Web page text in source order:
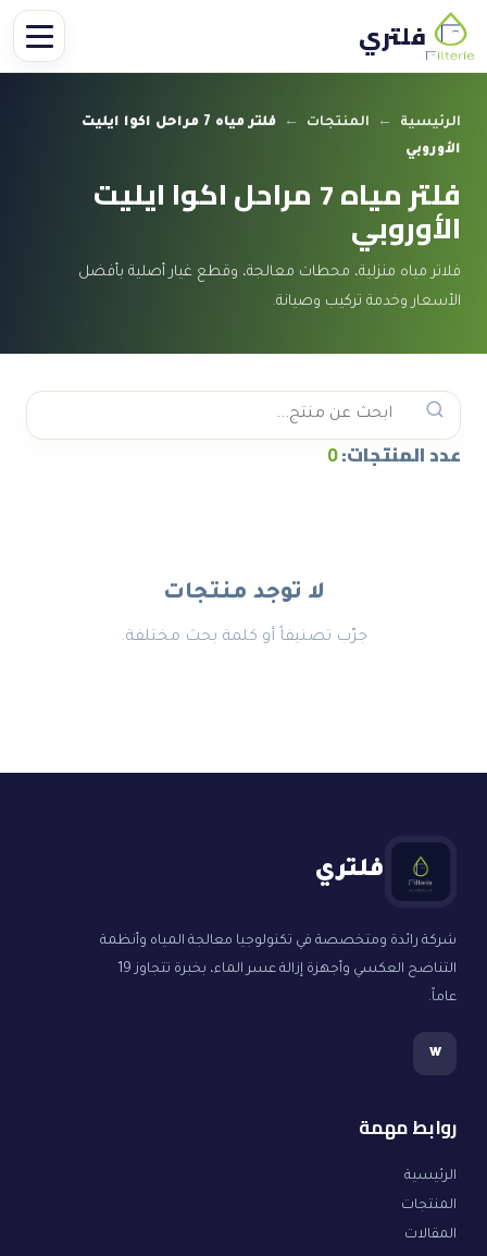
فلتري
الرئيسية ← المنتجات ←
فلتر مياه 7 مراحل اكوا ايليت
الأوروبي
فلتر مياه 7 مراحل اكوا ايليت
الأوروبي
فلاتر مياه منزلية، محطات معالجة، وقطع غيار أصلية بأفضل
الأسعار وخدمة تركيب وصيانة.
عدد المنتجات:0
لا توجد منتجات
جرّب تصنيفاً أو كلمة بحث مختلفة.
فلتري
شركة رائدة ومتخصصة في تكنولوجيا معالجة المياه وأنظمة
التناضح العكسي وأجهزة إزالة عسر الماء، بخبرة تتجاوز 19
عاماً.
w
روابط مهمة
الرئيسية
المنتجات
المقالات